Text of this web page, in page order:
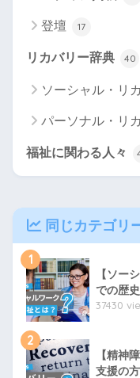
登壇 17
リカバリー辞典 40
ソーシャル・リ
パーソナル・リ
福祉に関わる人々
同じカテゴリ
1
【ソー
での歴
37430
2
【精神
支援の